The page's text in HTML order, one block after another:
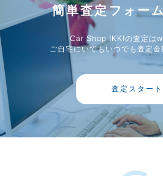
簡単査定フォー
Car Shop IKKIの査定は
ご自宅にいてもいつでも査定
査定スタート